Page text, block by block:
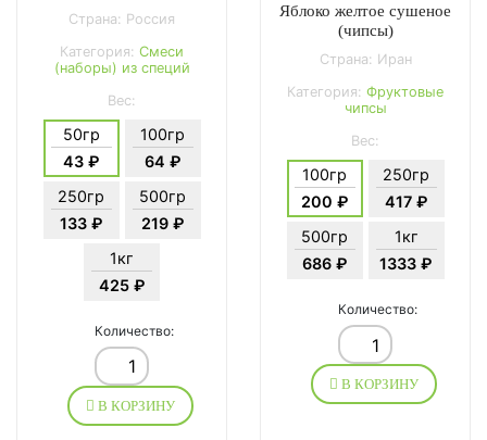
Страна: Россия
Категория: Смеси
(наборы) из специй
Вес:
50гр
43 ₽
100гр
64 ₽
250гр
133 ₽
500гр
219 ₽
1кг
425 ₽
Количество:
В КОРЗИНУ
Яблоко желтое сушеное
(чипсы)
Страна: Иран
Категория: Фруктовые
чипсы
Вес:
100гр
200 ₽
250гр
417 ₽
500гр
686 ₽
1кг
1333 ₽
Количество:
В КОРЗИНУ